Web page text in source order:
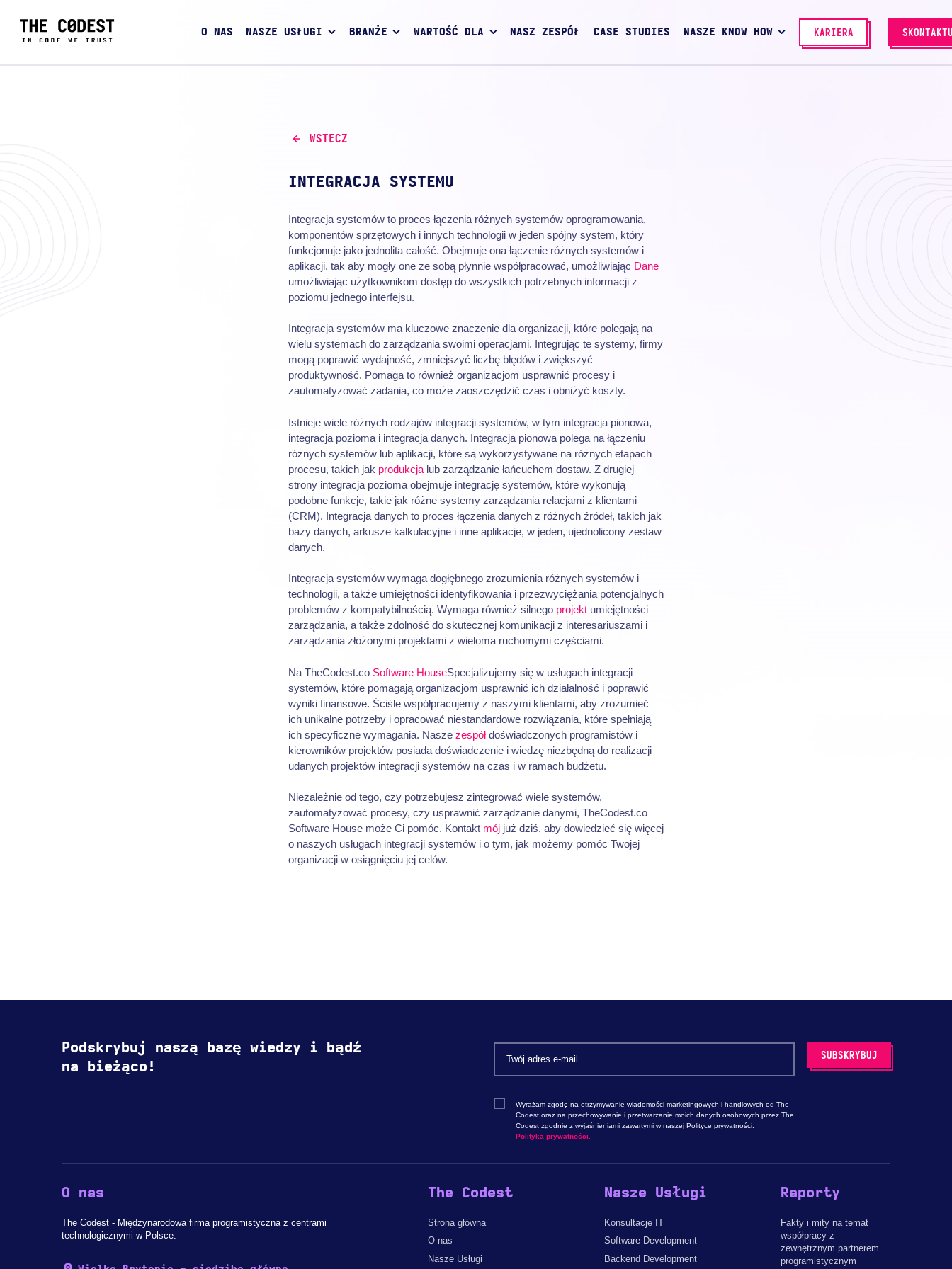
O NAS NASZE USŁUGI BRANŻE WARTOŚĆ DLA NASZ ZESPÓŁ CASE STUDIES NASZE KNOW HOW KARIERA
WSTECZ
INTEGRACJA SYSTEMU
Integracja systemów to proces łączenia różnych systemów oprogramowania,
komponentów sprzętowych i innych technologii w jeden spójny system, który
funkcjonuje jako jednolita całość. Obejmuje ona łączenie różnych systemów i
aplikacji, tak aby mogły one ze sobą płynnie współpracować, umożliwiając Dane
umożliwiając użytkownikom dostęp do wszystkich potrzebnych informacji z
poziomu jednego interfejsu.
Integracja systemów ma kluczowe znaczenie dla organizacji, które polegają na
wielu systemach do zarządzania swoimi operacjami. Integrując te systemy, firmy
mogą poprawić wydajność, zmniejszyć liczbę błędów i zwiększyć
produktywność. Pomaga to również organizacjom usprawnić procesy i
zautomatyzować zadania, co może zaoszczędzić czas i obniżyć koszty.
Istnieje wiele różnych rodzajów integracji systemów, w tym integracja pionowa,
integracja pozioma i integracja danych. Integracja pionowa polega na łączeniu
różnych systemów lub aplikacji, które są wykorzystywane na różnych etapach
procesu, takich jak produkcjalub zarządzanie łańcuchem dostaw. Z drugiej
strony integracja pozioma obejmuje integrację systemów, które wykonują
podobne funkcje, takie jak różne systemy zarządzania relacjami z klientami
(CRM). Integracja danych to proces łączenia danych z różnych źródeł, takich jak
bazy danych, arkusze kalkulacyjne i inne aplikacje, w jeden, ujednolicony zestaw
danych.
Integracja systemów wymaga dogłębnego zrozumienia różnych systemów i
technologii, a także umiejętności identyfikowania i przezwyciężania potencjalnych
problemów z kompatybilnością. Wymaga również silnego projektumiejętności
zarządzania, a także zdolność do skutecznej komunikacji z interesariuszami i
zarządzania złożonymi projektami z wieloma ruchomymi częściami.
Na TheCodest.co Software HouseSpecjalizujemy się w usługach integracji
systemów, które pomagają organizacjom usprawnić ich działalność i poprawić
wyniki finansowe. Ściśle współpracujemy z naszymi klientami, aby zrozumieć
ich unikalne potrzeby i opracować niestandardowe rozwiązania, które spełniają
ich specyficzne wymagania. Nasze zespółdoświadczonych programistów i
kierowników projektów posiada doświadczenie i wiedzę niezbędną do realizacji
udanych projektów integracji systemów na czas i w ramach budżetu.
Niezależnie od tego, czy potrzebujesz zintegrować wiele systemów,
zautomatyzować procesy, czy usprawnić zarządzanie danymi, TheCodest.co
Software House może Ci pomóc. Kontakt mójjuż dziś, aby dowiedzieć się więcej
o naszych usługach integracji systemów i o tym, jak możemy pomóc Twojej
organizacji w osiągnięciu jej celów.
Podskrybuj naszą bazę wiedzy i bądź
na bieżąco!
Wyrażam zgodę na otrzymywanie wiadomości marketingowych i handlowych od The
Codest oraz na przechowywanie i przetwarzanie moich danych osobowych przez The
Codest zgodnie z wyjaśnieniami zawartymi w naszej Polityce prywatności.
Polityka prywatności.
O nas
The Codest - Międzynarodowa firma programistyczna z centrami
technologicznymi w Polsce.
The Codest
Strona główna
O nas
Nasze Usługi
Nasze Usługi
Konsultacje IT
Software Development
Backend Development
Raporty
Fakty i mity na temat
współpracy z
zewnętrznym partnerem
programistycznym